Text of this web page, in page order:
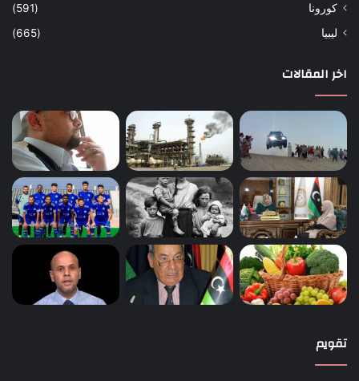
كورونا
(591)
ليبيا
(665)
اخر المقالات
تقويم